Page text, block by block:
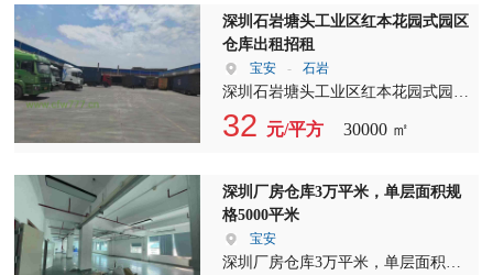
深圳石岩塘头工业区红本花园式园区
仓库出租招租
宝安 - 石岩
深圳石岩塘头工业区红本花园式园区
仓库出租招租 简介：深圳石岩塘头
工业区新出红本花园式园区厂房仓库
35米；B栋一楼2500平，长80米，宽
32米；C栋二楼4200平，长120米，宽
35米，超大空地，带卸货平台，电梯
三吨，园区配套食堂，网球场，篮球
32 元/平方 30000 ㎡
深圳厂房仓库3万平米，单层面积规
格5000平米
宝安
深圳厂房仓库3万平米，单层面积规